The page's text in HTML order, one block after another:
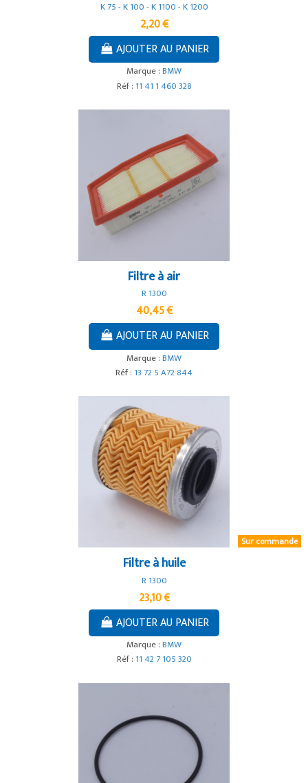
K 75 - K 100 - K 1100 - K 1200
2,20 €
AJOUTER AU PANIER
Marque :BMW
Réf : 11 41 1 460 328
Filtre à air
R 1300
40,45 €
AJOUTER AU PANIER
Marque :BMW
Réf : 13 72 5 A72 844
Sur commande
Filtre à huile
R 1300
23,10 €
AJOUTER AU PANIER
Marque :BMW
Réf : 11 42 7 105 320